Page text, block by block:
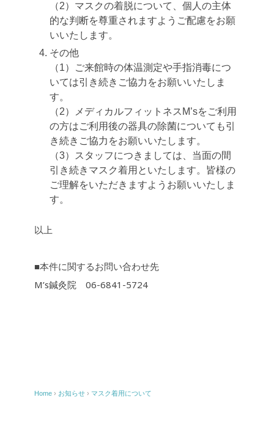
（2）マスクの着脱について、個人の主体
的な判断を尊重されますようご配慮をお願
いいたします。
その他
（1）ご来館時の体温測定や手指消毒につ
いては引き続きご協力をお願いいたしま
す。
（2）メディカルフィットネスM’sをご利用
の方はご利用後の器具の除菌についても引
き続きご協力をお願いいたします。
（3）スタッフにつきましては、当面の間
引き続きマスク着用といたします。皆様の
ご理解をいただきますようお願いいたしま
す。
以上
■本件に関するお問い合わせ先
M’s鍼灸院 06-6841-5724
Home › お知らせ › マスク着用について